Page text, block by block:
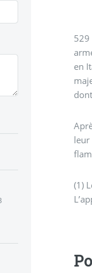
529
en
leur
(1)